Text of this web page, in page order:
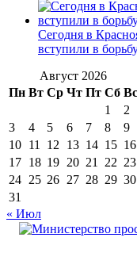
Сегодня в
вступили в
Август 2026
Пн Вт Ср Чт Пт Сб Вс
1
2
3
4 5 6 7 8
9
10 11 12 13 14 15 16
17 18 19 20 21 22 23
24 25 26 27 28 29 30
31
« Июл